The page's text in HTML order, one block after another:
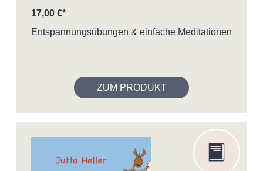
17,00 €*
Entspannungsübungen & einfache Meditationen
ZUM PRODUKT